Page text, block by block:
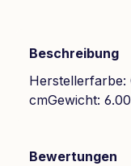
Beschreibung
Herstellerfarbe:
cmGewicht:
Bewertungen